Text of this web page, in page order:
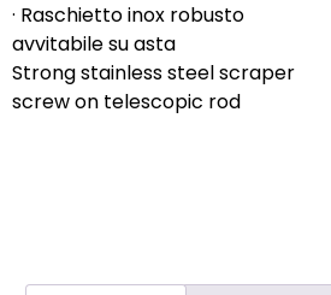
· Raschietto inox robusto
avvitabile su asta
Strong stainless steel scraper
screw on telescopic rod